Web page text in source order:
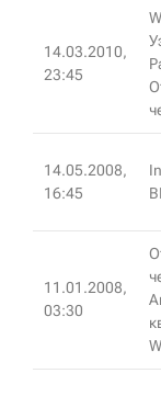
14.03.2010,
23:45
14.05.2008,
16:45
11.01.2008,
03:30